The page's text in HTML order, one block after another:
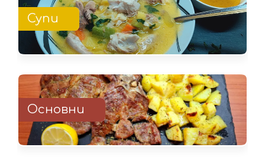
Супи
Основни